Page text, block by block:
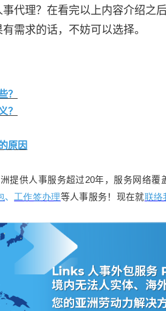
代理？在看完以上内容介绍之
需求的话，不妨可以选择。
？
？
原因
提供人事服务超过20年，服务网络
、 工作签办理等人事服务！现在就联络